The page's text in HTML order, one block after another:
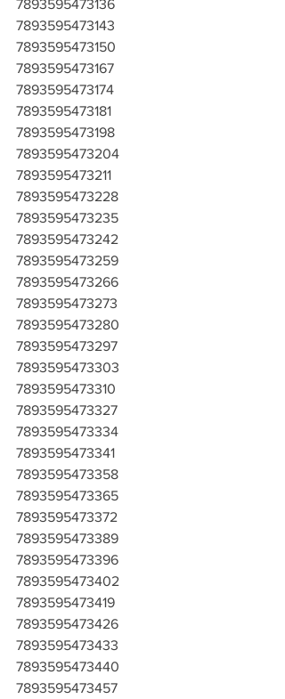
7893595473136
7893595473143
7893595473150
7893595473167
7893595473174
7893595473181
7893595473198
7893595473204
7893595473211
7893595473228
7893595473235
7893595473242
7893595473259
7893595473266
7893595473273
7893595473280
7893595473297
7893595473303
7893595473310
7893595473327
7893595473334
7893595473341
7893595473358
7893595473365
7893595473372
7893595473389
7893595473396
7893595473402
7893595473419
7893595473426
7893595473433
7893595473440
7893595473457